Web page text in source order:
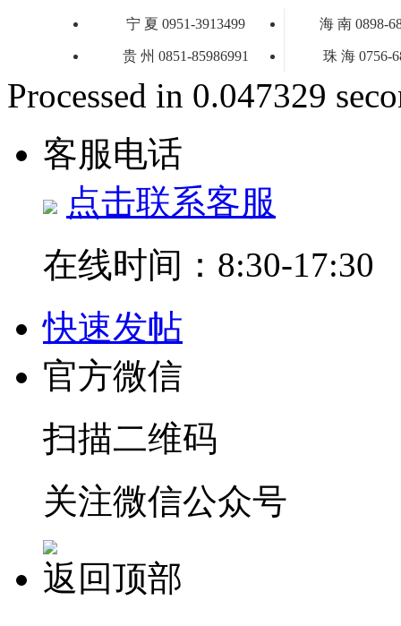
宁 夏 0951-3913499 海 南 0898-
贵 州 0851-85986991 珠 海 0756-
Processed in 0.047329
客服电话
点击联系客服
在线时间：8:30-17:30
快速发帖
官方微信
扫描二维码
关注微信公众号
返回顶部